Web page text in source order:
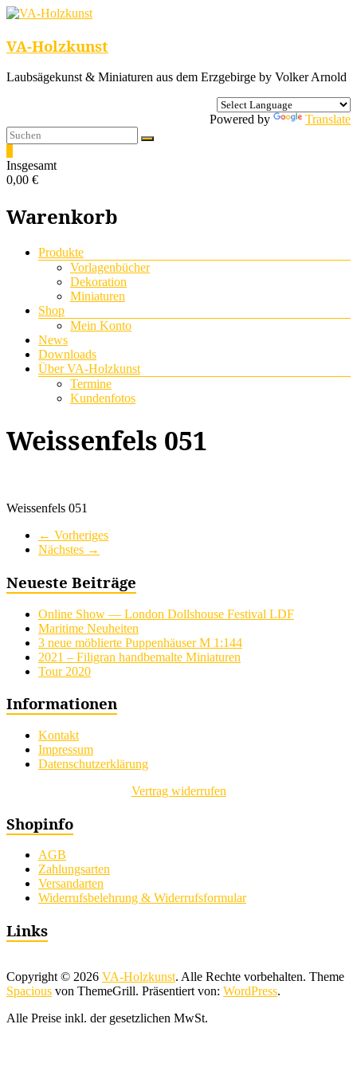
VA-Holzkunst
Laubsägekunst & Miniaturen aus dem Erzgebirge by Volker Arnold
Powered by Translate
Insgesamt
0,00 €
Warenkorb
Menü
Produkte
Vorlagenbücher
Dekoration
Miniaturen
Shop
Mein Konto
News
Downloads
Über VA-Holzkunst
Termine
Kundenfotos
Weissenfels 051
Weissenfels 051
← Vorheriges
Nächstes →
Neueste Beiträge
Online Show — London Dollshouse Festival LDF
Maritime Neuheiten
3 neue möblierte Puppenhäuser M 1:144
2021 – Filigran handbemalte Miniaturen
Tour 2020
Informationen
Kontakt
Impressum
Datenschutzerklärung
Vertrag widerrufen
Shopinfo
AGB
Zahlungsarten
Versandarten
Widerrufsbelehrung & Widerrufsformular
Links
Copyright © 2026 VA-Holzkunst. Alle Rechte vorbehalten. Theme
Spacious von ThemeGrill. Präsentiert von: WordPress.
Alle Preise inkl. der gesetzlichen MwSt.